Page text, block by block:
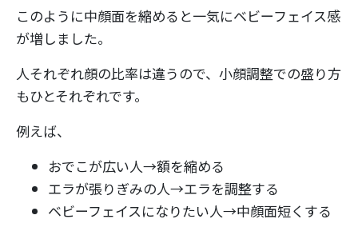
このように中顔面を縮めると一気にベビーフェイス感
が増しました。
人それぞれ顔の比率は違うので、小顔調整での盛り方
もひとそれぞれです。
例えば、
おでこが広い人→額を縮める
エラが張りぎみの人→エラを調整する
ベビーフェイスになりたい人→中顔面短くする